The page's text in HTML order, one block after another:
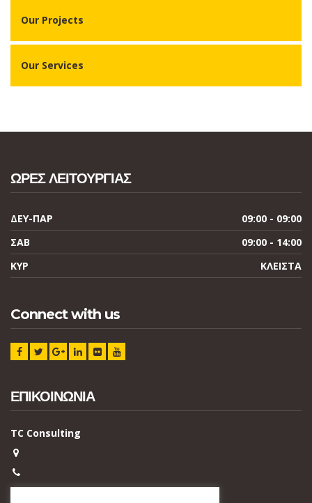
Our Projects
Our Services
ΩΡΕΣ ΛΕΙΤΟΥΡΓΙΑΣ
ΔΕΥ-ΠΑΡ
09:00 - 09:00
ΣΑΒ
09:00 - 14:00
ΚΥΡ
ΚΛΕΙΣΤΑ
Connect with us
ΕΠΙΚΟΙΝΩΝΙΑ
TC Consulting